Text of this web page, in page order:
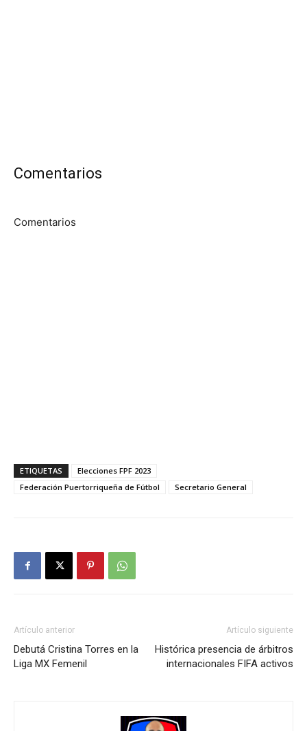
Comentarios
Comentarios
ETIQUETAS
Elecciones FPF 2023
Federación Puertorriqueña de Fútbol
Secretario General
Artículo anterior
Debutá Cristina Torres en la
Liga MX Femenil
Artículo siguiente
Histórica presencia de árbitros
internacionales FIFA activos